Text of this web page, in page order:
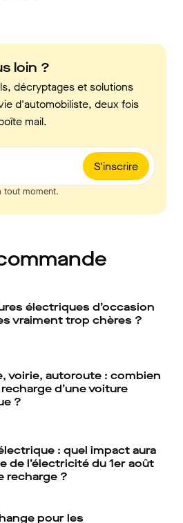
loin ?
décryptages et solutions
d'automobiliste, deux fois
mail.
S'inscrire
tout moment.
électriques d’occasion
vraiment trop chères ?
voirie, autoroute : combien
d’une voiture
?
: quel impact aura
de l’électricité du 1er août
recharge ?
pour les